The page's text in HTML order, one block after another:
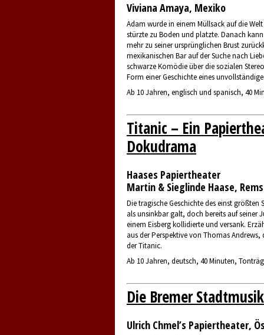
Viviana Amaya, Mexiko
Adam wurde in einem Müllsack auf die
stürzte zu Boden und platzte. Danach
mehr zu seiner ursprünglichen Brust
mexikanischen Bar auf der Suche nach
schwarze Komödie über die sozialen
Form einer Geschichte eines
Ab 10 Jahren, englisch und spanisch, 40
Titanic – Ein
Dokudrama
Haases Papiertheater
Martin & Sieglinde Haase,
Die tragische Geschichte des einst größten
als unsinkbar galt, doch bereits auf seiner
einem Eisberg kollidierte und versank.
aus der Perspektive von Thomas
der Titanic.
Ab 10 Jahren, deutsch, 40 Minuten,
Die Bremer
Ulrich Chmel’s Papiertheater,